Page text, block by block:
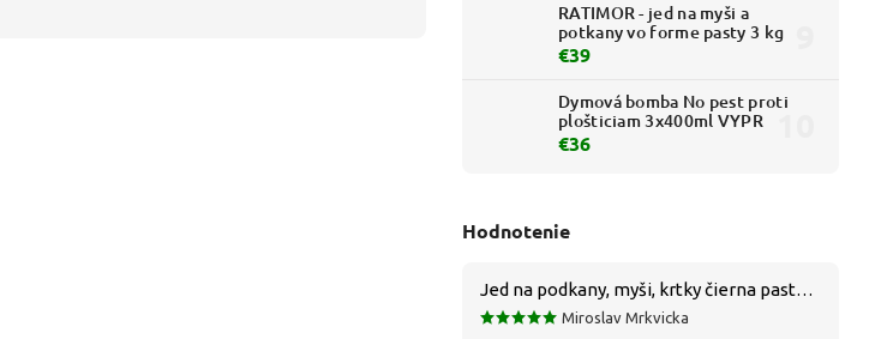
RATIMOR - jed na myši a
potkany vo forme pasty 3 kg
€39
Dymová bomba No pest proti
plošticiam 3x400ml VYPR
€36
Hodnotenie
Jed na podkany, myši, krtky čierna pasta silná 1 kg VYPR
Miroslav Mrkvicka